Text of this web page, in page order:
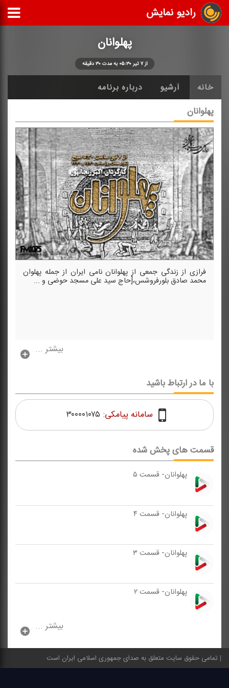
رادیو نمایش
پهلوانان
از ۷ تیر ۰۵:۳۰ به مدت ۳۰ دقیقه
خانه آرشیو درباره برنامه
پهلوانان
فرازی از زندگی جمعی از پهلوانان نامی ایران از جمله پهلوان
محمد صادق بلورفروشس،[حاج سید علی مسجد حوضی و ...
بیشتر ...
قسمت های پخش شده
پهلوانان- قسمت ۵
پهلوانان- قسمت ۴
پهلوانان- قسمت ۳
پهلوانان- قسمت ۲
بیشتر ...
با ما در ارتباط باشید
سامانه پیامکی: ۳۰۰۰۰۱۰۷۵
تمامی حقوق سایت متعلق به صدای جمهوری اسلامی ایران است